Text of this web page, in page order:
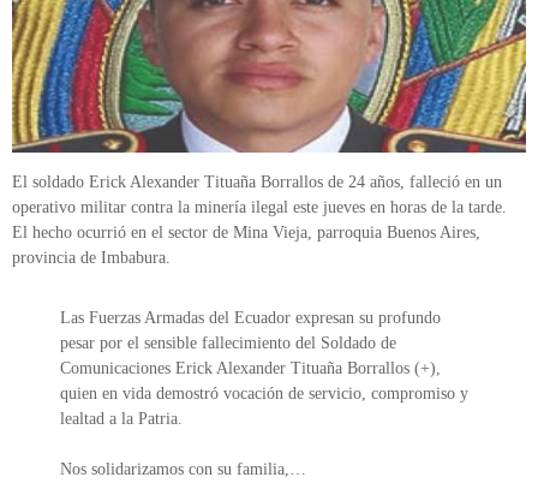
El soldado Erick Alexander Tituaña Borrallos de 24 años, falleció en un
operativo militar contra la minería ilegal este jueves en horas de la tarde.
El hecho ocurrió en el sector de Mina Vieja, parroquia Buenos Aires,
provincia de Imbabura.
Las Fuerzas Armadas del Ecuador expresan su profundo
pesar por el sensible fallecimiento del Soldado de
Comunicaciones Erick Alexander Tituaña Borrallos (+),
quien en vida demostró vocación de servicio, compromiso y
lealtad a la Patria.
Nos solidarizamos con su familia,…